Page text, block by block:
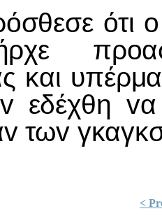
ότι o
και
εδέχθη
τωv
<